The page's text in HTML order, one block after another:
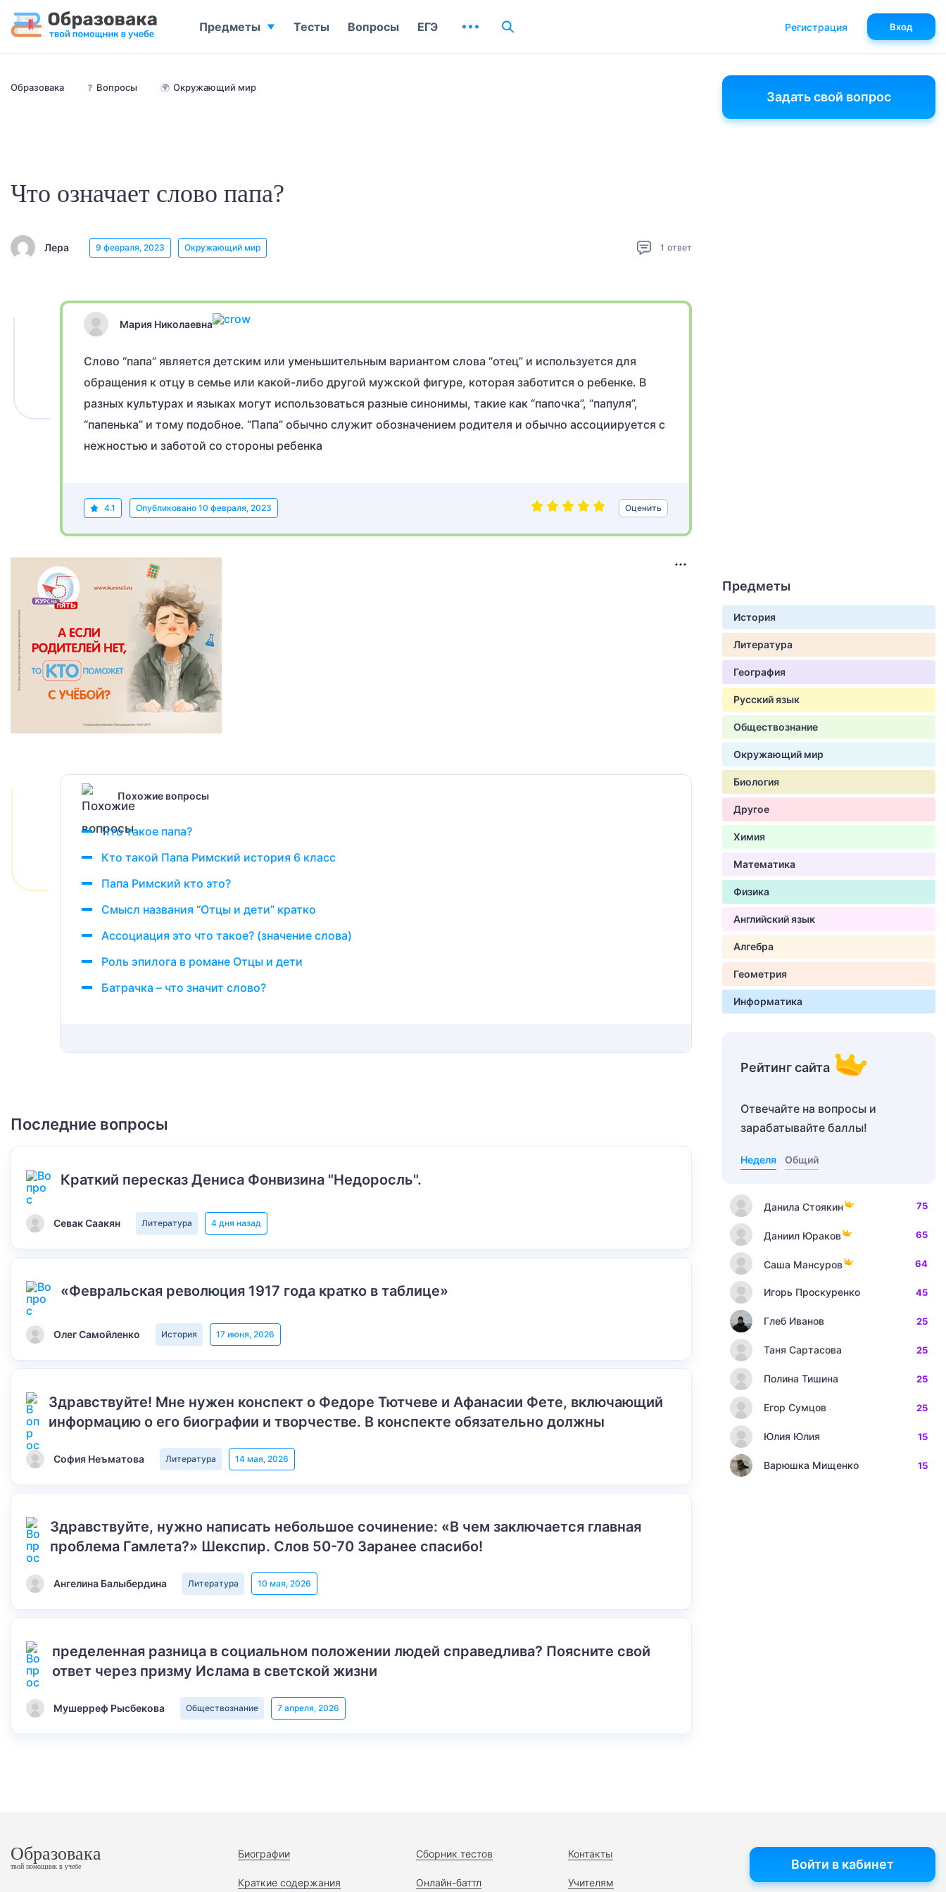
Образовака ❓ Вопросы 🌍 Окружающий мир
Что означает слово папа?
Лера 9 февраля, 2023 Окружающий мир 1 ответ
Мария Николаевна
Слово “папа” является детским или уменьшительным вариантом слова “отец” и используется для
обращения к отцу в семье или какой-либо другой мужской фигуре, которая заботится о ребенке. В
разных культурах и языках могут использоваться разные синонимы, такие как “папочка”, “папуля”,
“папенька” и тому подобное. “Папа” обычно служит обозначением родителя и обычно ассоциируется с
нежностью и заботой со стороны ребенка
4.1 Опубликовано 10 февраля, 2023 Оценить
Похожие вопросы
Что такое папа?
Кто такой Папа Римский история 6 класс
Папа Римский кто это?
Смысл названия “Отцы и дети” кратко
Ассоциация это что такое? (значение слова)
Роль эпилога в романе Отцы и дети
Батрачка – что значит слово?
Последние вопросы
Краткий пересказ Дениса Фонвизина "Недоросль".
Севак Саакян Литература 4 дня назад
«Февральская революция 1917 года кратко в таблице»
Олег Самойленко История 17 июня, 2026
Здравствуйте! Мне нужен конспект о Федоре Тютчеве и Афанасии Фете, включающий
информацию о его биографии и творчестве. В конспекте обязательно должны
София Неъматова Литература 14 мая, 2026
Здравствуйте, нужно написать небольшое сочинение: «В чем заключается главная
проблема Гамлета?» Шекспир. Слов 50-70 Заранее спасибо!
Ангелина Балыбердина Литература 10 мая, 2026
пределенная разница в социальном положении людей справедлива? Поясните свой
ответ через призму Ислама в светской жизни
Мушерреф Рысбекова Обществознание 7 апреля, 2026
Задать свой вопрос
Предметы
История
Литература
География
Русский язык
Обществознание
Окружающий мир
Биология
Другое
Химия
Математика
Физика
Английский язык
Алгебра
Геометрия
Информатика
Рейтинг сайта
Отвечайте на вопросы и
зарабатывайте баллы!
Неделя Общий
Данила Стоякин 75
Даниил Юраков 65
Саша Мансуров 64
Игорь Проскуренко 45
Глеб Иванов 25
Таня Сартасова 25
Полина Тишина 25
Егор Сумцов 25
Юлия Юлия 15
Варюшка Мищенко 15
Предметы Тесты Вопросы ЕГЭ Регистрация Вход
Образовака
твой помощник в учебе
Биографии
Краткие содержания
Сборник тестов
Онлайн-баттл
Контакты
Учителям
Войти в кабинет